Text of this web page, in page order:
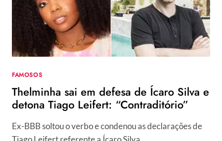
TIAGO
LEIFERT:
“PLANTA
INGRATA”
FAMOSOS
Thelminha sai em defesa de Ícaro Silva e
detona Tiago Leifert: “Contraditório”
Ex-BBB soltou o verbo e condenou as declarações de